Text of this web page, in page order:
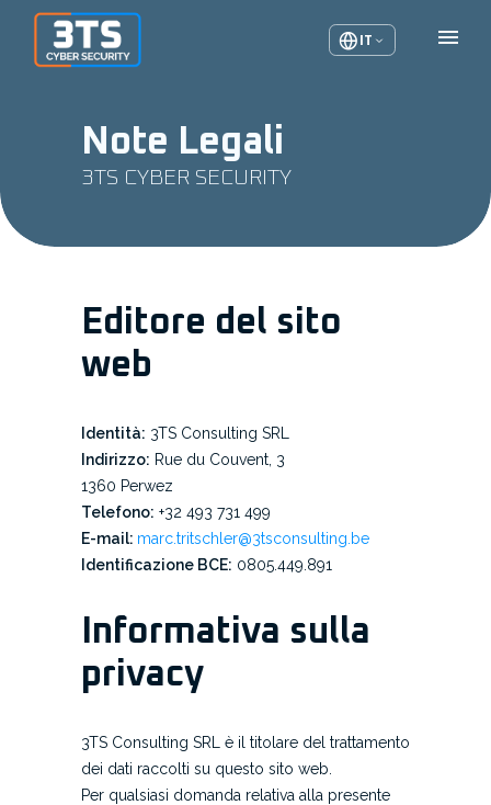
IT
Note Legali
3TS CYBER SECURITY
Editore del sito
web
Identità: 3TS Consulting SRL
Indirizzo: Rue du Couvent, 3
1360 Perwez
Telefono: +32 493 731 499
E-mail: marc.tritschler@3tsconsulting.be
Identificazione BCE: 0805.449.891
Informativa sulla
privacy
3TS Consulting SRL è il titolare del trattamento
dei dati raccolti su questo sito web.
Per qualsiasi domanda relativa alla presente